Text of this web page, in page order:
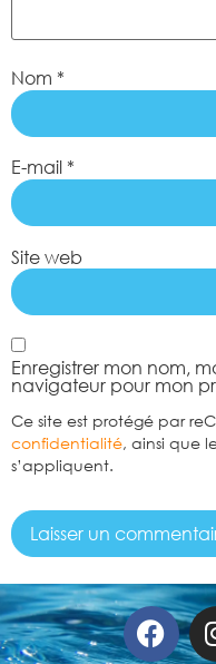
Nom *
E-mail *
Site web
Enregistrer mon nom,
navigateur pour mon
Ce site est protégé par
confidentialité, ainsi que
s’appliquent.